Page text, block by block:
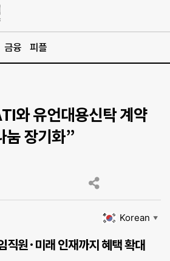
금융 피플
와 유언대용신탁 계약
장기화”
Korean ▼
직원·미래 인재까지 혜택 확대